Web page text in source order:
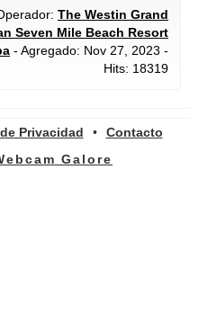
The Westin Grand
Seven Mile Beach Resort
- Agregado: Nov 27, 2023 -
Hits: 18319
Privacidad •
Contacto
Galore